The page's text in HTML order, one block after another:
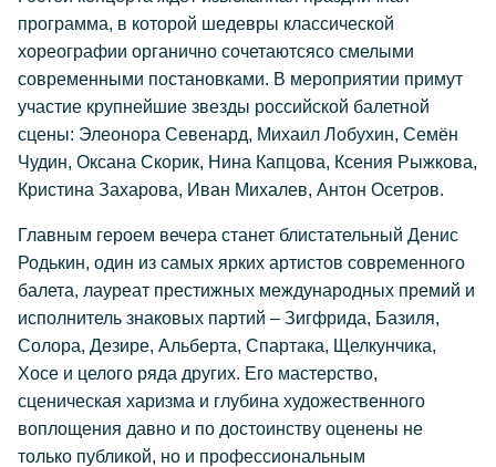
программа, в которой шедевры классической
хореографии органично сочетаютсясо смелыми
современными постановками. В мероприятии примут
участие крупнейшие звезды российской балетной
сцены: Элеонора Севенард, Михаил Лобухин, Семён
Чудин, Оксана Скорик, Нина Капцова, Ксения Рыжкова,
Кристина Захарова, Иван Михалев, Антон Осетров.
Главным героем вечера станет блистательный Денис
Родькин, один из самых ярких артистов современного
балета, лауреат престижных международных премий и
исполнитель знаковых партий – Зигфрида, Базиля,
Солора, Дезире, Альберта, Спартака, Щелкунчика,
Хосе и целого ряда других. Его мастерство,
сценическая харизма и глубина художественного
воплощения давно и по достоинству оценены не
только публикой, но и профессиональным